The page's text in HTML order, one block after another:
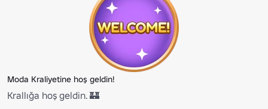
Moda Kraliyetine hoş geldin!
Krallığa hoş geldin. 🏰